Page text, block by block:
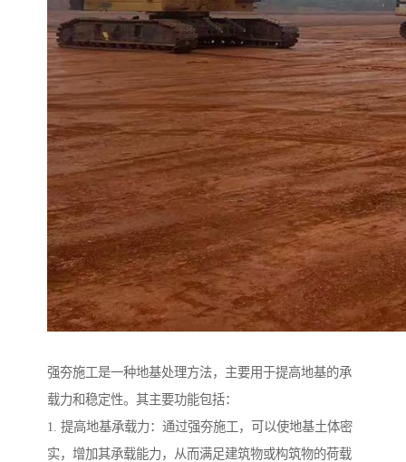
强夯施工是一种地基处理方法，主要用于提高地基的承
载力和稳定性。其主要功能包括：
1. 提高地基承载力：通过强夯施工，可以使地基土体密
实，增加其承载能力，从而满足建筑物或构筑物的荷载